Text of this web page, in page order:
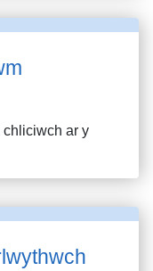
chliciwch ar y